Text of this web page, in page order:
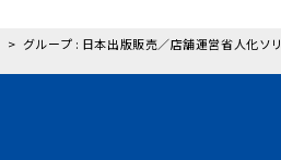
グループ : 日本出版販売／店舗運営省人化ソ